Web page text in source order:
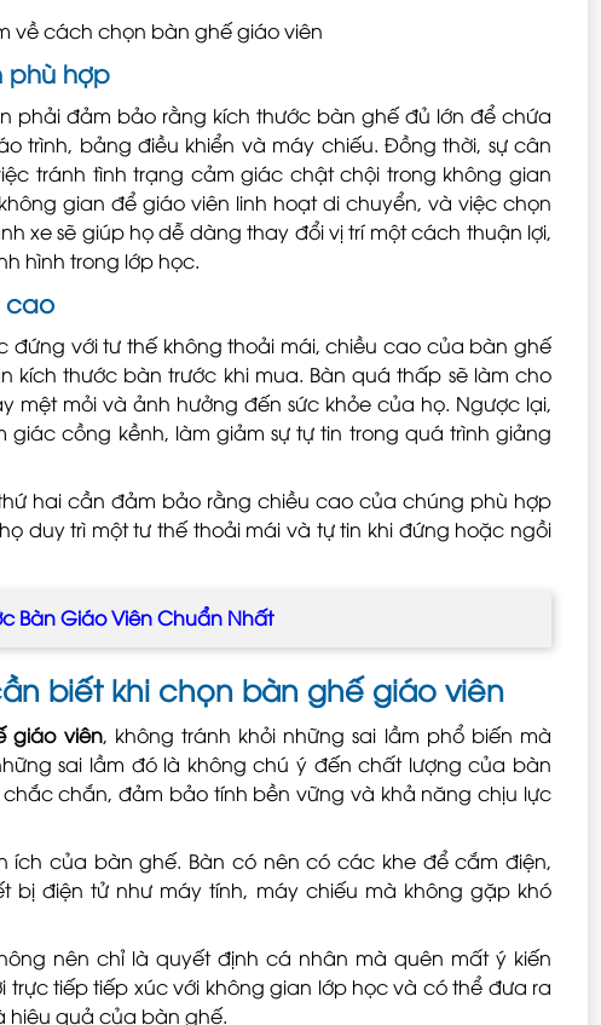
về cách chọn bàn ghế giáo viên
phù hợp
phải đảm bảo rằng kích thước bàn ghế đủ lớn để chứa
trình, bảng điều khiển và máy chiếu. Đồng thời, sự cân
tránh tình trạng cảm giác chật chội trong không gian
gian để giáo viên linh hoạt di chuyển, và việc chọn
xe sẽ giúp họ dễ dàng thay đổi vị trí một cách thuận lợi,
hình trong lớp học.
cao
đứng với tư thế không thoải mái, chiều cao của bàn ghế
thước bàn trước khi mua. Bàn quá thấp sẽ làm cho
mệt mỏi và ảnh hưởng đến sức khỏe của họ. Ngược lại,
cồng kềnh, làm giảm sự tự tin trong quá trình giảng
hai cần đảm bảo rằng chiều cao của chúng phù hợp
duy trì một tư thế thoải mái và tự tin khi đứng hoặc ngồi
Bàn Giáo Viên Chuẩn Nhất
biết khi chọn bàn ghế giáo viên
giáo viên, không tránh khỏi những sai lầm phổ biến mà
sai lầm đó là không chú ý đến chất lượng của bàn
chắn, đảm bảo tính bền vững và khả năng chịu lực
ích của bàn ghế. Bàn có nên có các khe để cắm điện,
bị điện tử như máy tính, máy chiếu mà không gặp khó
nên chỉ là quyết định cá nhân mà quên mất ý kiến
tiếp tiếp xúc với không gian lớp học và có thể đưa ra
hiệu quả của bàn ghế.